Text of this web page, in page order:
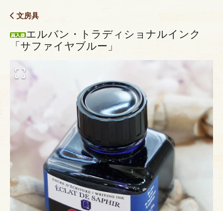
文房具
エルバン・トラディショナルインク
「サファイヤブルー」